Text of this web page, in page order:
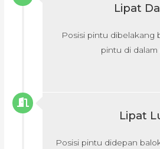
Lipat
Posisi pintu dibelakang
pintu di dalam
Lipat
Posisi pintu didepan